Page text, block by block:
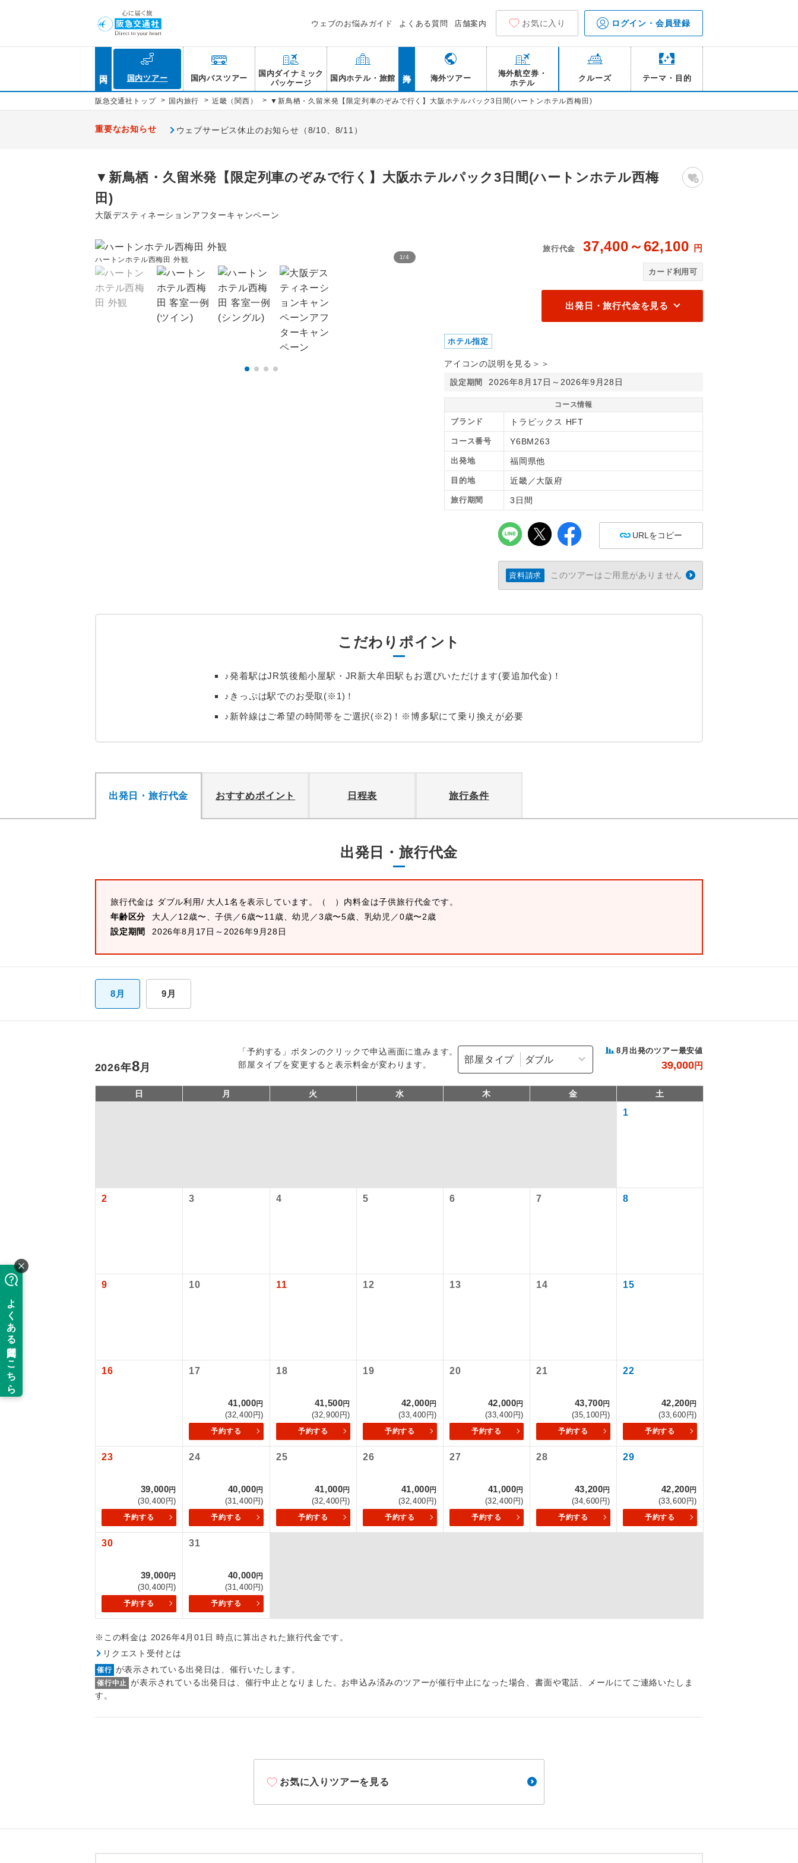
ウェブのお悩みガイド よくある質問 店舗案内 お気に入り ログイン・会員登録
国内ツアー 国内バスツアー
国内ダイナミック
パッケージ
国内ホテル・旅館 海外ツアー
海外航空券・
ホテル
クルーズ テーマ・目的
阪急交通社トップ > 国内旅行 > 近畿（関西） > ▼新鳥栖・久留米発【限定列車のぞみで行く】大阪ホテルパック3日間(ハートンホテル西梅田)
重要なお知らせ ウェブサービス休止のお知らせ（8/10、8/11）
▼新鳥栖・久留米発【限定列車のぞみで行く】大阪ホテルパック3日間(ハートンホテル西梅
田)
大阪デスティネーションアフターキャンペーン
1/4
ハートンホテル西梅田 外観
旅行代金 37,400～62,100 円
カード利用可
出発日・旅行代金を見る
ホテル指定
アイコンの説明を見る＞＞
設定期間 2026年8月17日～2026年9月28日
コース情報
ブランド トラピックス HFT
コース番号 Y6BM263
出発地 福岡県他
目的地 近畿／大阪府
旅行期間 3日間
URLをコピー
資料請求 このツアーはご用意がありません
こだわりポイント
♪発着駅はJR筑後船小屋駅・JR新大牟田駅もお選びいただけます(要追加代金)！
♪きっぷは駅でのお受取(※1)！
♪新幹線はご希望の時間帯をご選択(※2)！※博多駅にて乗り換えが必要
出発日・旅行代金 おすすめポイント 日程表 旅行条件
出発日・旅行代金
旅行代金は ダブル利用/ 大人1名を表示しています。
（ ）内料金は子供旅行代金です。
年齢区分
大人／12歳〜、子供／6歳〜11歳、幼児／3歳〜5歳、乳幼児／0歳〜2歳
設定期間
2026年8月17日～2026年9月28日
8月 9月
「予約する」ボタンのクリックで申込画面に進みます。
部屋タイプを変更すると表示料金が変わります。
部屋タイプ
8 月出発のツアー最安値
39,000円
2026年8月
日 月 火 水 木 金 土
1
2 3 4 5 6 7 8
9 10 11 12 13 14 15
16 17
41,000円
(32,400円)
予約する
18
41,500円
(32,900円)
予約する
19
42,000円
(33,400円)
予約する
20
42,000円
(33,400円)
予約する
21
43,700円
(35,100円)
予約する
22
42,200円
(33,600円)
予約する
23
39,000円
(30,400円)
予約する
24
40,000円
(31,400円)
予約する
25
41,000円
(32,400円)
予約する
26
41,000円
(32,400円)
予約する
27
41,000円
(32,400円)
予約する
28
43,200円
(34,600円)
予約する
29
42,200円
(33,600円)
予約する
30
39,000円
(30,400円)
予約する
31
40,000円
(31,400円)
予約する
※この料金は 2026年4月01日 時点に算出された旅行代金です。
リクエスト受付とは
催行 が表示されている出発日は、催行いたします。
催行中止 が表示されている出発日は、催行中止となりました。お申込み済みのツアーが催行中止になった場合、書面や電話、メールにてご連絡いたしま
す。
お気に入りツアーを見る
現地添乗員同行
現地到着空港（駅）から最終日出発空港（駅）まで添乗員が
絶景 絶景スポットに立ち寄るコースです。
温泉 温泉地にも宿泊するコースです。
大浴場 ご宿泊ホテルに大浴場が付いています。
全てのお食事が付いていますので、お食事の心配はいりませ
お部屋食
トラベルイヤホン
1名様催行 1名様から出発可能な個人型プランです。
2名様催行
1名様1室同代金 1名様1室利用でも追加料金がかからないコースです。
女性限定でご参加いただけるコースです。
年齢制限あり ご参加にあたり年齢に制限があるコースです。
利用航空会社が指定なので、ご出発の計画にとても便利で